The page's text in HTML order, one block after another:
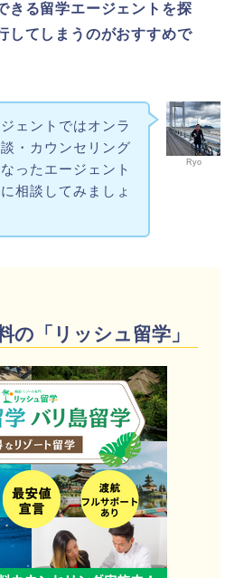
きる留学エージェントを探
してしまうのがおすすめで
Ryo
ェントではオンラ
・カウンセリング
ったエージェント
相談してみましょ
の「リッシュ留学」